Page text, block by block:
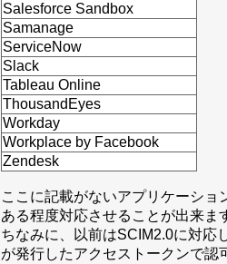
Salesforce Sandbox
Samanage
ServiceNow
Slack
Tableau Online
ThousandEyes
Workday
Workplace by Facebook
Zendesk
ここに記載がないアプリケーシ
ある程度対応させることが出来ま
ちなみに、以前はSCIM2.0に対応
が発行したアクセストークンで認